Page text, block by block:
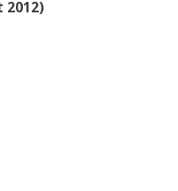
2012)